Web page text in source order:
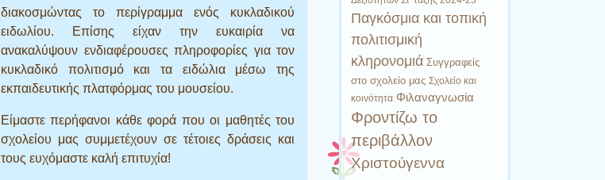
διακοσμώντας το περίγραμμα ενός κυκλαδικού
ειδωλίου. Επίσης είχαν την ευκαιρία να
ανακαλύψουν ενδιαφέρουσες πληροφορίες για τον
κυκλαδικό πολιτισμό και τα ειδώλια μέσω της
εκπαιδευτικής πλατφόρμας του μουσείου.
Είμαστε περήφανοι κάθε φορά που οι μαθητές του
σχολείου μας συμμετέχουν σε τέτοιες δράσεις και
τους ευχόμαστε καλή επιτυχία!
Παγκόσμια και τοπική
πολιτισμική
κληρονομιά Συγγραφείς
στο σχολείο μας Σχολείο και
κοινότητα Φιλαναγνωσία
Φροντίζω το
περιβάλλον
Χριστούγεννα